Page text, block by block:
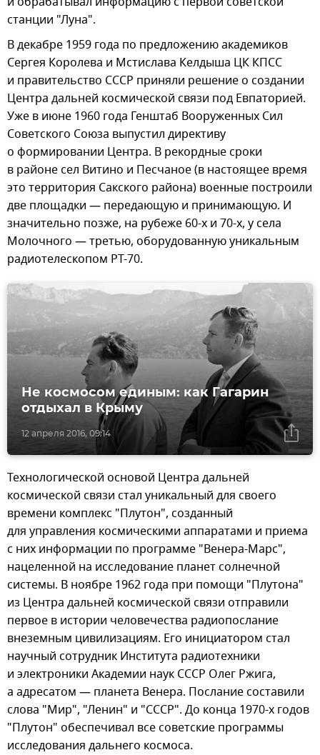
станции "Луна".
В декабре 1959 года по предложению академиков
Сергея Королева и Мстислава Келдыша ЦК КПСС
и правительство СССР приняли решение о создании
Центра дальней космической связи под Евпаторией.
Уже в июне 1960 года Генштаб Вооруженных Сил
Советского Союза выпустил директиву
о формировании Центра. В рекордные сроки
в районе сел Витино и Песчаное (в настоящее время
это территория Сакского района) военные построили
две площадки — передающую и принимающую. И
значительно позже, на рубеже 60-х и 70-х, у села
Молочного — третью, оборудованную уникальным
радиотелескопом РТ-70.
12 апреля 2016, 09:14
Не космосом единым: как Гагарин
отдыхал в Крыму
Технологической основой Центра дальней
космической связи стал уникальный для своего
времени комплекс "Плутон", созданный
для управления космическими аппаратами и приема
с них информации по программе "Венера-Марс",
нацеленной на исследование планет солнечной
системы. В ноябре 1962 года при помощи "Плутона"
из Центра дальней космической связи отправили
первое в истории человечества радиопослание
внеземным цивилизациям. Его инициатором стал
научный сотрудник Института радиотехники
и электроники Академии наук СССР Олег Ржига,
а адресатом — планета Венера. Послание составили
слова "Мир", "Ленин" и "СССР". До конца 1970-х годов
"Плутон" обеспечивал все советские программы
исследования дальнего космоса.